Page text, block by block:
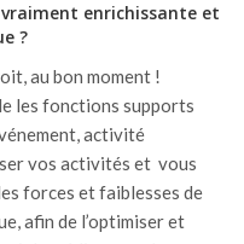
enrichissante et
?
au bon moment !
les fonctions supports
activité
vos activités et vous
forces et faiblesses de
afin de l’optimiser et